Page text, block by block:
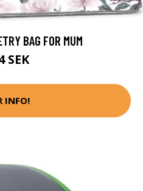
BAG FOR MUM
SEK
INFO!